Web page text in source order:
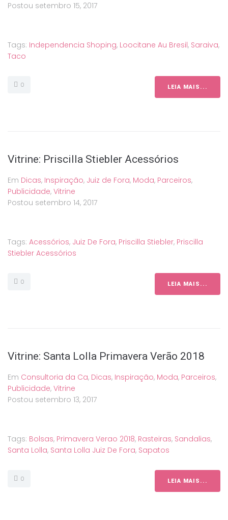
Postou setembro 15, 2017
Tags: Independencia Shoping, Loocitane Au Bresil, Saraiva,
Taco
0 LEIA MAIS...
Vitrine: Priscilla Stiebler Acessórios
Em Dicas, Inspiração, Juiz de Fora, Moda, Parceiros,
Publicidade, Vitrine
Postou setembro 14, 2017
Tags: Acessórios, Juiz De Fora, Priscilla Stiebler, Priscilla
Stiebler Acessórios
0 LEIA MAIS...
Vitrine: Santa Lolla Primavera Verão 2018
Em Consultoria da Ca, Dicas, Inspiração, Moda, Parceiros,
Publicidade, Vitrine
Postou setembro 13, 2017
Tags: Bolsas, Primavera Verao 2018, Rasteiras, Sandalias,
Santa Lolla, Santa Lolla Juiz De Fora, Sapatos
0 LEIA MAIS...